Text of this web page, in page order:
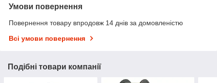
Умови повернення
Повернення товару впродовж 14 днів за домовленістю
Всі умови повернення
Подібні товари компанії